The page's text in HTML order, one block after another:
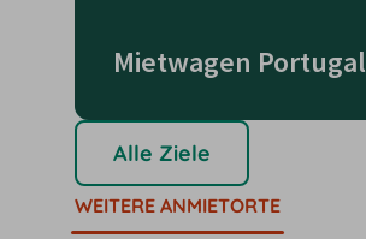
Mietwagen Portugal
Alle Ziele
WEITERE ANMIETORTE